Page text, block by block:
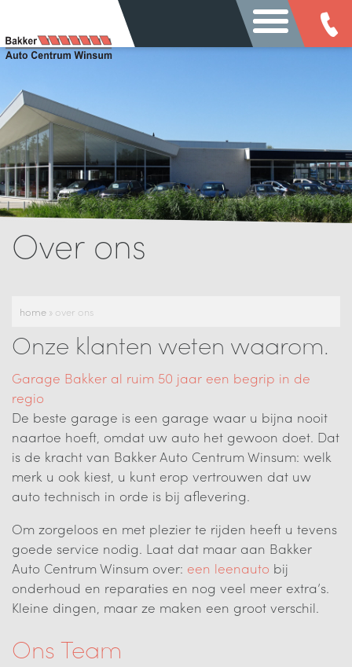
Over ons
home » over ons
Onze klanten weten waarom.
Garage Bakker al ruim 50 jaar een begrip in de
regio
De beste garage is een garage waar u bijna nooit
naartoe hoeft, omdat uw auto het gewoon doet. Dat
is de kracht van Bakker Auto Centrum Winsum: welk
merk u ook kiest, u kunt erop vertrouwen dat uw
auto technisch in orde is bij aflevering.
Om zorgeloos en met plezier te rijden heeft u tevens
goede service nodig. Laat dat maar aan Bakker
Auto Centrum Winsum over: een leenauto bij
onderhoud en reparaties en nog veel meer extra’s.
Kleine dingen, maar ze maken een groot verschil.
Ons Team